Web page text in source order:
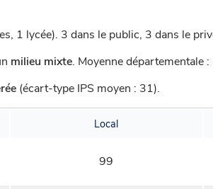
1 lycée). 3 dans le public, 3 dans le
milieu mixte. Moyenne départementale
(écart-type IPS moyen : 31).
Local
99